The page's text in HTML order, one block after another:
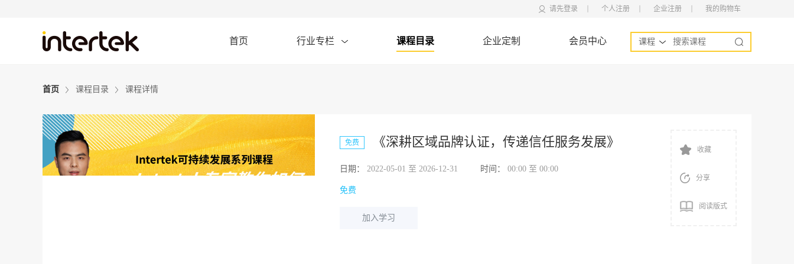
请先登录 个人注册 企业注册 我的购物车
首页 行业专栏 课程目录 企业定制 会员中心 课程
首页 课程目录 课程详情
免费 《深耕区域品牌认证，传递信任服务发展》
日期： 2022-05-01 至 2026-12-31 时间： 00:00 至 00:00
免费
加入学习
收藏
分享
阅读版式